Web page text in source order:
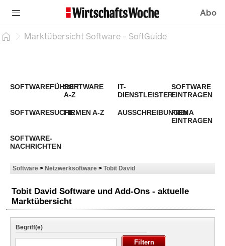
Abo
Marktübersicht Software - SoftGuide
SOFTWAREFÜHRERSOFTWARE
A-Z
IT-
DIENSTLEISTER
SOFTWARE
EINTRAGEN
SOFTWARESUCHEFIRMEN A-Z AUSSCHREIBUNGEN
FIRMA
EINTRAGEN
SOFTWARE-
NACHRICHTEN
Software > Netzwerksoftware > Tobit David
Tobit David Software und Add-Ons - aktuelle
Marktübersicht
Begriff(e)